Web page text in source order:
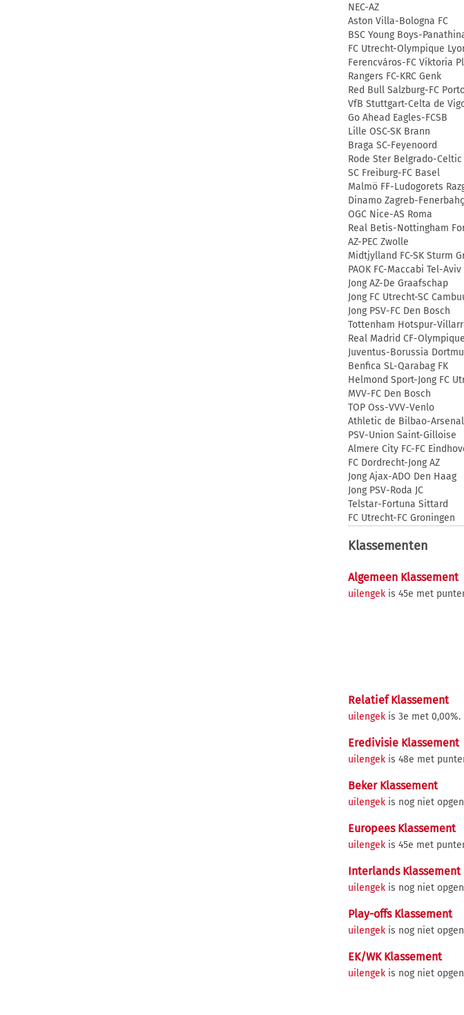
NEC-AZ
Aston Villa-Bologna FC
BSC Young Boys-
FC Utrecht-Olympique
Ferencváros-FC Viktoria
Rangers FC-KRC Genk
Red Bull Salzburg-FC
VfB Stuttgart-Celta de
Go Ahead Eagles-FCSB
Lille OSC-SK Brann
Braga SC-Feyenoord
Rode Ster Belgrado-Celtic
SC Freiburg-FC Basel
Malmö FF-Ludogorets
Dinamo Zagreb-
OGC Nice-AS Roma
Real Betis-Nottingham
AZ-PEC Zwolle
Midtjylland FC-SK Sturm
PAOK FC-Maccabi Tel-Aviv
Jong AZ-De Graafschap
Jong FC Utrecht-SC
Jong PSV-FC Den Bosch
Tottenham Hotspur-
Real Madrid CF-
Juventus-Borussia
Benfica SL-Qarabag FK
Helmond Sport-Jong FC
MVV-FC Den Bosch
TOP Oss-VVV-Venlo
Athletic de Bilbao-Arsenal
PSV-Union Saint-Gilloise
Almere City FC-FC
FC Dordrecht-Jong AZ
Jong Ajax-ADO Den Haag
Jong PSV-Roda JC
Telstar-Fortuna Sittard
FC Utrecht-FC Groningen
Klassementen
Algemeen Klassement
uilengek is 45e met
Relatief Klassement
uilengek is 3e met 0,00%.
Eredivisie Klassement
uilengek is 48e met
Beker Klassement
uilengek is nog niet
Europees Klassement
uilengek is 45e met
Interlands Klassement
uilengek is nog niet
Play-offs Klassement
uilengek is nog niet
EK/WK Klassement
uilengek is nog niet